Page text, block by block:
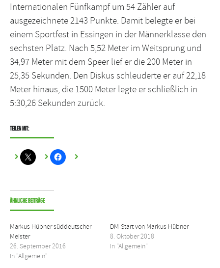
Internationalen Fünfkampf um 54 Zähler auf
ausgezeichnete 2143 Punkte. Damit belegte er bei
einem Sportfest in Essingen in der Männerklasse den
sechsten Platz. Nach 5,52 Meter im Weitsprung und
34,97 Meter mit dem Speer lief er die 200 Meter in
25,35 Sekunden. Den Diskus schleuderte er auf 22,18
Meter hinaus, die 1500 Meter legte er schließlich in
5:30,26 Sekunden zurück.
Teilen mit:
Ähnliche Beiträge
Markus Hübner süddeutscher
Meister
26. September 2016
In "Allgemein"
DM-Start von Markus Hübner
8. Oktober 2018
In "Allgemein"